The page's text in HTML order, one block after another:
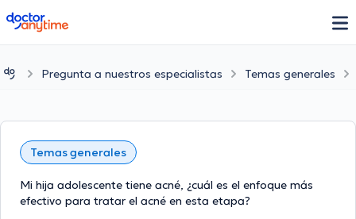
doctoranytime
Pregunta a nuestros especialistas Temas generales
Temas generales
Mi hija adolescente tiene acné, ¿cuál es el enfoque más
efectivo para tratar el acné en esta etapa?